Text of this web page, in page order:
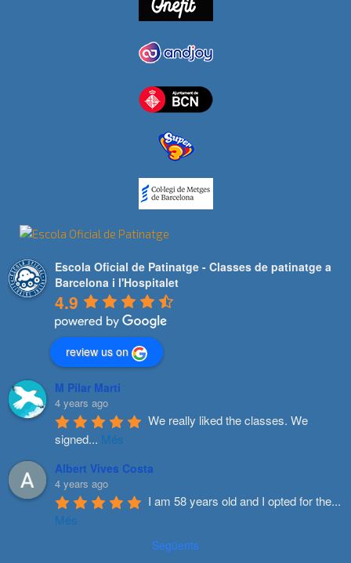
Escola Oficial de Patinatge - Classes de patinatge a
Barcelona i l'Hospitalet
4.9
review us on
M Pilar Marti
4 years ago
We really liked the classes. We
signed... Més
Albert Vives Costa
4 years ago
I am 58 years old and I opted for the...
Més
Següents